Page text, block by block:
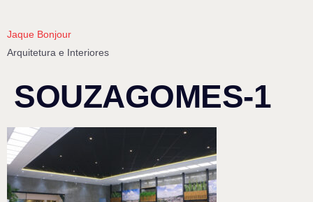
Jaque Bonjour
Arquitetura e Interiores
SOUZAGOMES-1